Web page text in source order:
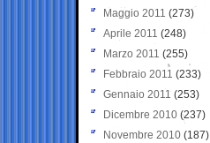
Maggio 2011 (273)
Aprile 2011 (248)
Marzo 2011 (255)
Febbraio 2011 (233)
Gennaio 2011 (253)
Dicembre 2010 (237)
Novembre 2010 (187)